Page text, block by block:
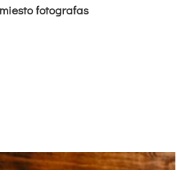
fo­tog­ra­fas